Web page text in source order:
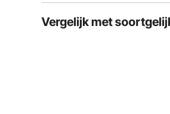
Is het product duurzaam? ...
Vergelijk met